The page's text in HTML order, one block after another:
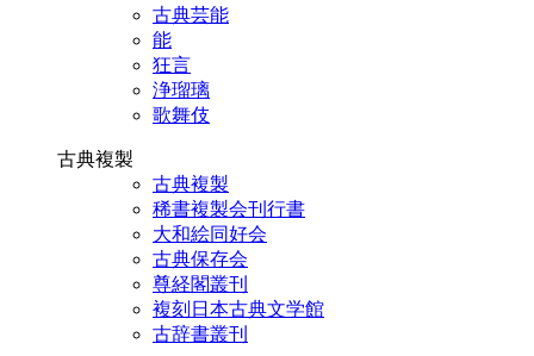
古典芸能
能
狂言
浄瑠璃
歌舞伎
古典複製
古典複製
稀書複製会刊行書
大和絵同好会
古典保存会
尊経閣叢刊
複刻日本古典文学館
古辞書叢刊